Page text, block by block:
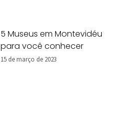
5 Museus em Montevidéu
para você conhecer
15 de março de 2023